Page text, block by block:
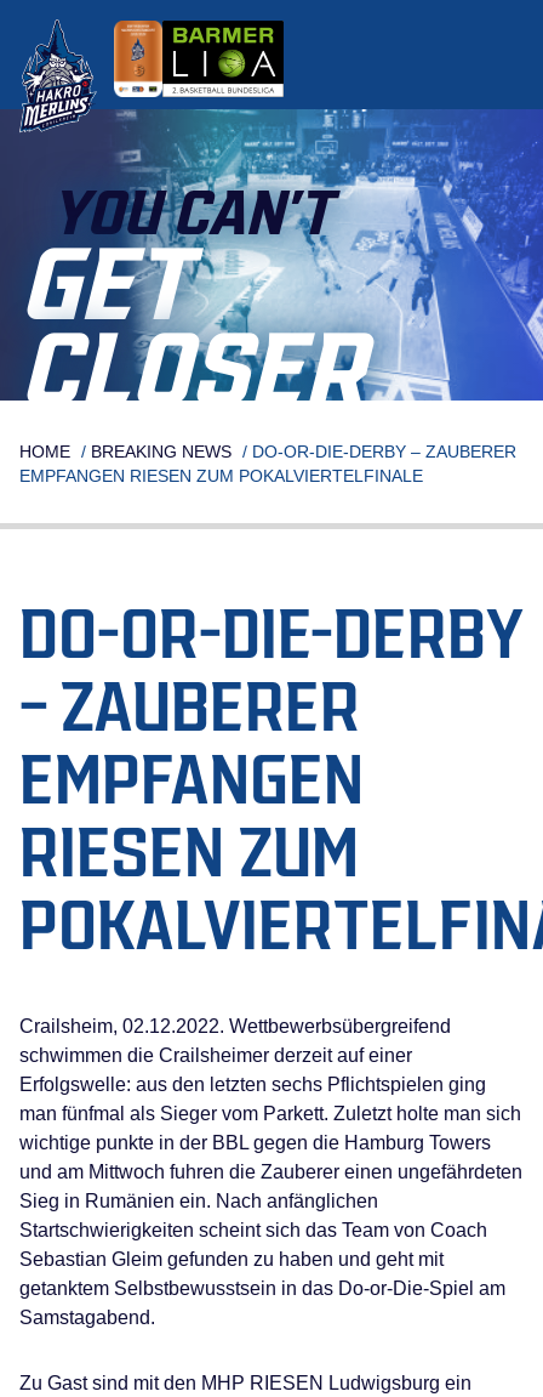
content
YOU CAN’T
GET
CLOSER
HOME / BREAKING NEWS / DO-OR-DIE-DERBY – ZAUBERER
EMPFANGEN RIESEN ZUM POKALVIERTELFINALE
DO-OR-DIE-DERBY
– ZAUBERER
EMPFANGEN
RIESEN ZUM
Crailsheim, 02.12.2022. Wettbewerbsübergreifend
schwimmen die Crailsheimer derzeit auf einer
Erfolgswelle: aus den letzten sechs Pflichtspielen ging
man fünfmal als Sieger vom Parkett. Zuletzt holte man sich
wichtige punkte in der BBL gegen die Hamburg Towers
und am Mittwoch fuhren die Zauberer einen ungefährdeten
Sieg in Rumänien ein. Nach anfänglichen
Startschwierigkeiten scheint sich das Team von Coach
Sebastian Gleim gefunden zu haben und geht mit
getanktem Selbstbewusstsein in das Do-or-Die-Spiel am
Samstagabend.
Zu Gast sind mit den MHP RIESEN Ludwigsburg ein